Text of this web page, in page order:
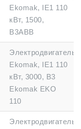
Ekomak, IE1 110
кВт, 1500,
B3ABB
Электродвигатель
Ekomak, IE1 110
кВт, 3000, B3
Ekomak EKO
110
Электродвигатель